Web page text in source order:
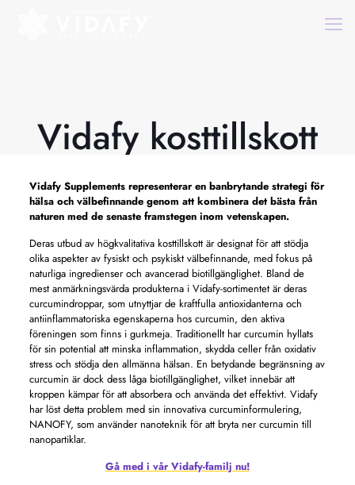
Vidafy kosttillskott
Vidafy Supplements representerar en banbrytande strategi för
hälsa och välbefinnande genom att kombinera det bästa från
naturen med de senaste framstegen inom vetenskapen.
Deras utbud av högkvalitativa kosttillskott är designat för att stödja
olika aspekter av fysiskt och psykiskt välbefinnande, med fokus på
naturliga ingredienser och avancerad biotillgänglighet. Bland de
mest anmärkningsvärda produkterna i Vidafy-sortimentet är deras
curcumindroppar, som utnyttjar de kraftfulla antioxidanterna och
antiinflammatoriska egenskaperna hos curcumin, den aktiva
föreningen som finns i gurkmeja. Traditionellt har curcumin hyllats
för sin potential att minska inflammation, skydda celler från oxidativ
stress och stödja den allmänna hälsan. En betydande begränsning av
curcumin är dock dess låga biotillgänglighet, vilket innebär att
kroppen kämpar för att absorbera och använda det effektivt. Vidafy
har löst detta problem med sin innovativa curcuminformulering,
NANOFY, som använder nanoteknik för att bryta ner curcumin till
nanopartiklar.
Gå med i vår Vidafy-familj nu!